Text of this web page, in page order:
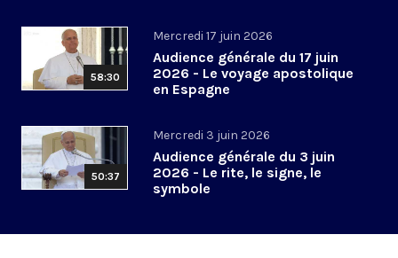
58:30
Mercredi 17 juin 2026
Audience générale du 17 juin
2026 - Le voyage apostolique
en Espagne
50:37
Mercredi 3 juin 2026
Audience générale du 3 juin
2026 - Le rite, le signe, le
symbole